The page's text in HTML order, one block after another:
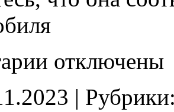
записи
(SAP_off)
noCHK
отключены
|